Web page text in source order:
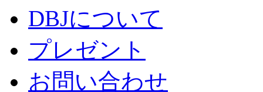
DBJについて
プレゼント
お問い合わせ